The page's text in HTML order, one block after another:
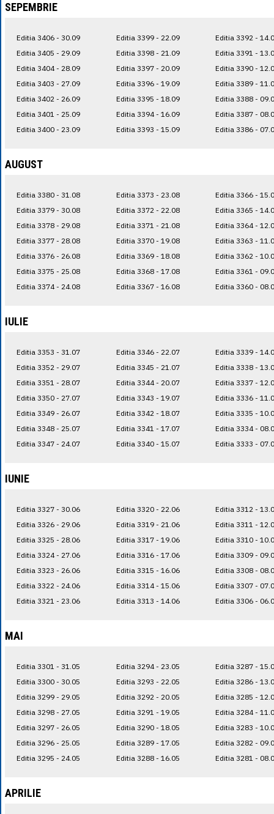
SEPEMBRIE
Editia 3406 - 30.09
Editia 3405 - 29.09
Editia 3404 - 28.09
Editia 3403 - 27.09
Editia 3402 - 26.09
Editia 3401 - 25.09
Editia 3400 - 23.09
Editia 3399 - 22.09
Editia 3398 - 21.09
Editia 3397 - 20.09
Editia 3396 - 19.09
Editia 3395 - 18.09
Editia 3394 - 16.09
Editia 3393 - 15.09
Editia 3392 -
Editia 3391 -
Editia 3390 -
Editia 3389 -
Editia 3388 -
Editia 3387 -
Editia 3386 -
AUGUST
Editia 3380 - 31.08
Editia 3379 - 30.08
Editia 3378 - 29.08
Editia 3377 - 28.08
Editia 3376 - 26.08
Editia 3375 - 25.08
Editia 3374 - 24.08
Editia 3373 - 23.08
Editia 3372 - 22.08
Editia 3371 - 21.08
Editia 3370 - 19.08
Editia 3369 - 18.08
Editia 3368 - 17.08
Editia 3367 - 16.08
Editia 3366 -
Editia 3365 -
Editia 3364 -
Editia 3363 -
Editia 3362 -
Editia 3361 -
Editia 3360 -
IULIE
Editia 3353 - 31.07
Editia 3352 - 29.07
Editia 3351 - 28.07
Editia 3350 - 27.07
Editia 3349 - 26.07
Editia 3348 - 25.07
Editia 3347 - 24.07
Editia 3346 - 22.07
Editia 3345 - 21.07
Editia 3344 - 20.07
Editia 3343 - 19.07
Editia 3342 - 18.07
Editia 3341 - 17.07
Editia 3340 - 15.07
Editia 3339 -
Editia 3338 -
Editia 3337 -
Editia 3336 -
Editia 3335 -
Editia 3334 -
Editia 3333 -
IUNIE
Editia 3327 - 30.06
Editia 3326 - 29.06
Editia 3325 - 28.06
Editia 3324 - 27.06
Editia 3323 - 26.06
Editia 3322 - 24.06
Editia 3321 - 23.06
Editia 3320 - 22.06
Editia 3319 - 21.06
Editia 3317 - 19.06
Editia 3316 - 17.06
Editia 3315 - 16.06
Editia 3314 - 15.06
Editia 3313 - 14.06
Editia 3312 -
Editia 3311 -
Editia 3310 -
Editia 3309 -
Editia 3308 -
Editia 3307 -
Editia 3306 -
MAI
Editia 3301 - 31.05
Editia 3300 - 30.05
Editia 3299 - 29.05
Editia 3298 - 27.05
Editia 3297 - 26.05
Editia 3296 - 25.05
Editia 3295 - 24.05
Editia 3294 - 23.05
Editia 3293 - 22.05
Editia 3292 - 20.05
Editia 3291 - 19.05
Editia 3290 - 18.05
Editia 3289 - 17.05
Editia 3288 - 16.05
Editia 3287 -
Editia 3286 -
Editia 3285 -
Editia 3284 -
Editia 3283 -
Editia 3282 -
Editia 3281 -
APRILIE